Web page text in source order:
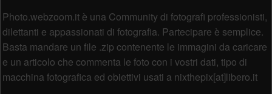
Photo.webzoom.it è una Community di fotografi professionisti,
dilettanti e appassionati di fotografia. Partecipare è semplice.
Basta mandare un file .zip contenente le immagini da caricare
e un articolo che commenta le foto con i vostri dati, tipo di
macchina fotografica ed obiettivi usati a nixthepix[at]libero.it